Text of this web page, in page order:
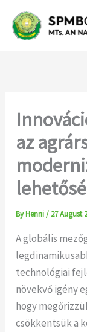
content
az
ByHenni/ 27 August
A globális
technológiai
növekvő igény
hogy
csökkentsük a